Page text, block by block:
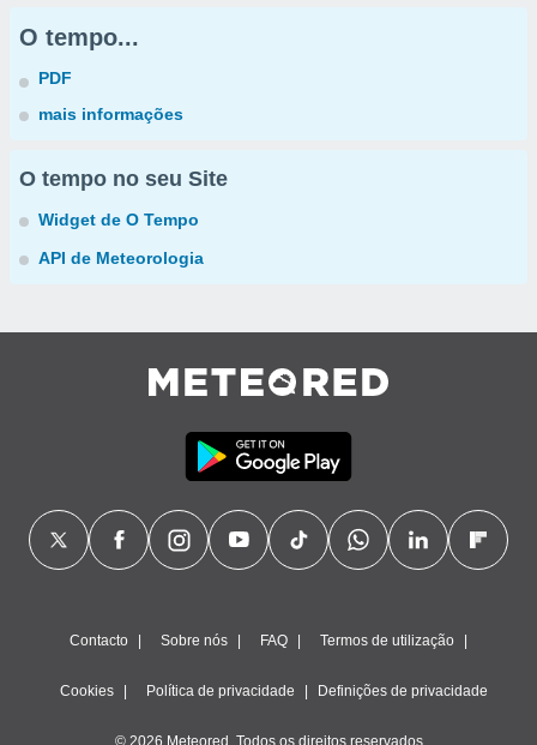
O tempo...
PDF
mais informações
O tempo no seu Site
Widget de O Tempo
API de Meteorologia
Contacto Sobre nós FAQ Termos de utilização
Cookies Política de privacidade Definições de privacidade
© 2026 Meteored. Todos os direitos reservados